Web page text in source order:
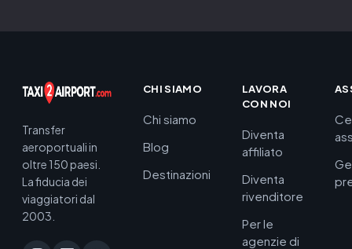
Transfer
aeroportuali in
oltre 150 paesi.
La fiducia dei
viaggiatori dal
2003.
CHI SIAMO
Chi siamo
Blog
Destinazioni
LAVORA
CON NOI
Diventa
affiliato
Diventa
rivenditore
Per le
agenzie di